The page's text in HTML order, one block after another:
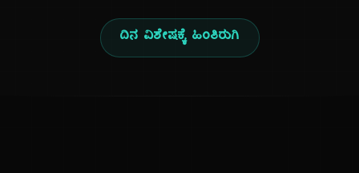
ದಿನ ವಿಶೇಷಕ್ಕೆ ಹಿಂತಿರುಗಿ